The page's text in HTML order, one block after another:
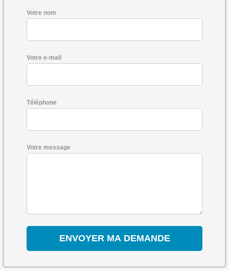
Votre nom
Votre e-mail
Téléphone
Votre message